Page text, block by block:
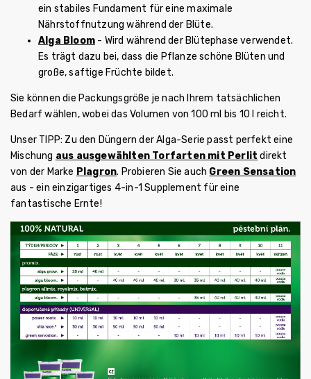
ein stabiles Fundament für eine maximale
Nährstoffnutzung während der Blüte.
Alga Bloom - Wird während der Blütephase verwendet.
Es trägt dazu bei, dass die Pflanze schöne Blüten und
große, saftige Früchte bildet.
Sie können die Packungsgröße je nach Ihrem tatsächlichen
Bedarf wählen, wobei das Volumen von 100 ml bis 10 l reicht.
Unser TIPP: Zu den Düngern der Alga-Serie passt perfekt eine
Mischung aus ausgewählten Torfarten mit Perlit direkt
von der Marke Plagron. Probieren Sie auch Green Sensation
aus - ein einzigartiges 4-in-1 Supplement für eine
fantastische Ernte!